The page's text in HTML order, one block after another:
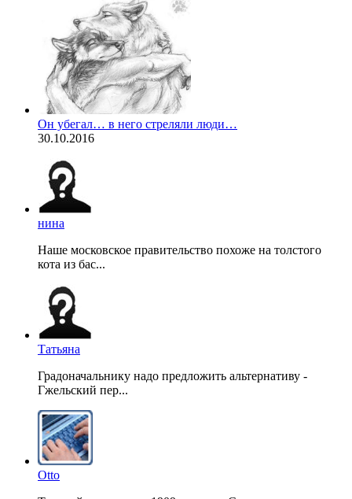
Он убегал… в него стреляли люди…
30.10.2016
нина
Наше московское правительство похоже на толстого
кота из бас...
Татьяна
Градоначальнику надо предложить альтернативу -
Гжельский пер...
Otto